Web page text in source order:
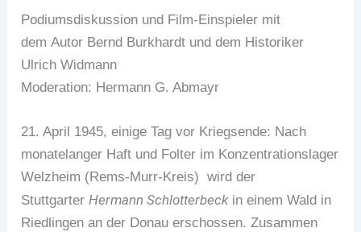
Podiumsdiskussion und Film-Einspieler mit
dem Autor Bernd Burkhardt und dem Historiker
Ulrich Widmann
Moderation: Hermann G. Abmayr
21. April 1945, einige Tag vor Kriegsende: Nach
monatelanger Haft und Folter im Konzentrationslager
Welzheim (Rems-Murr-Kreis) wird der
StuttgarterHermann Schlotterbeckin einem Wald in
Riedlingen an der Donau erschossen. Zusammen